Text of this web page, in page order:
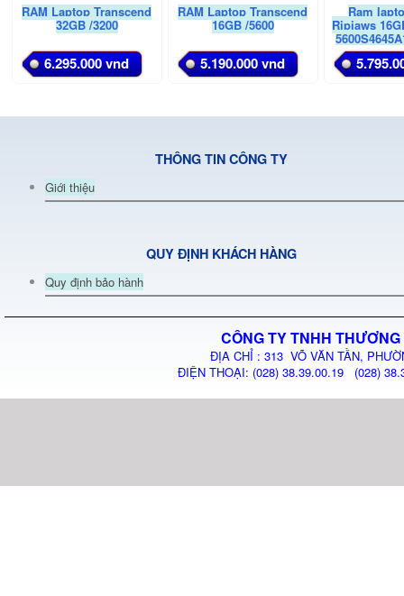
RAM Laptop Transcend
32GB /3200
6.295.000 vnd
RAM Laptop Transcend
16GB /5600
5.190.000 vnd
Ram
Ripjaws
THÔNG TIN CÔNG TY
Giới thiệu
QUY ĐỊNH KHÁCH HÀNG
Quy định bảo hành
CÔNG TY TNHH
ĐỊA CHỈ : 313 VÕ VĂN TẦN,
ĐIỆN THOẠI: (028) 38.39.00.19 (028)